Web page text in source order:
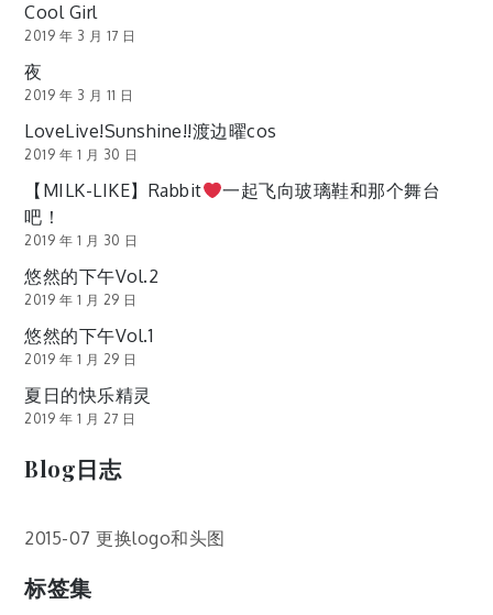
Cool Girl
2019 年 3 月 17 日
夜
2019 年 3 月 11 日
LoveLive!Sunshine!!渡边曜cos
2019 年 1 月 30 日
【MILK-LIKE】Rabbit
一起飞向玻璃鞋和那个舞台
吧！
2019 年 1 月 30 日
悠然的下午Vol.2
2019 年 1 月 29 日
悠然的下午Vol.1
2019 年 1 月 29 日
夏日的快乐精灵
2019 年 1 月 27 日
Blog日志
2015-07 更换logo和头图
标签集